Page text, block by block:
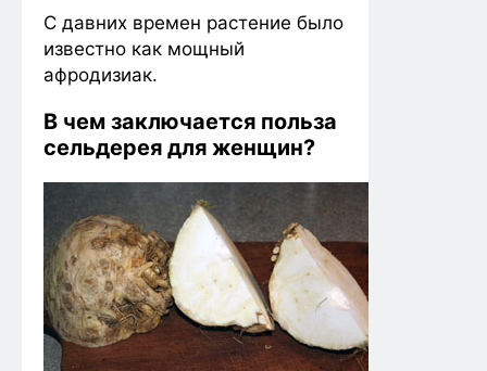
С давних времен растение было
известно как мощный
афродизиак.
В чем заключается польза
сельдерея для женщин?